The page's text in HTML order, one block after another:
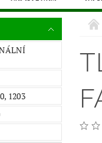
1203